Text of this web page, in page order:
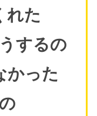
れた
するの
かった